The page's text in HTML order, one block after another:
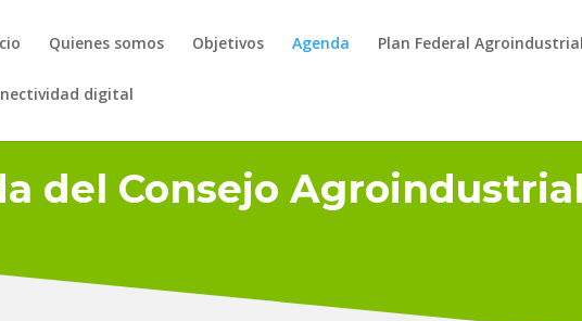
Quienes somos Objetivos Agenda Plan Federal
digital
del Consejo